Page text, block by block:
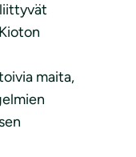
maita,